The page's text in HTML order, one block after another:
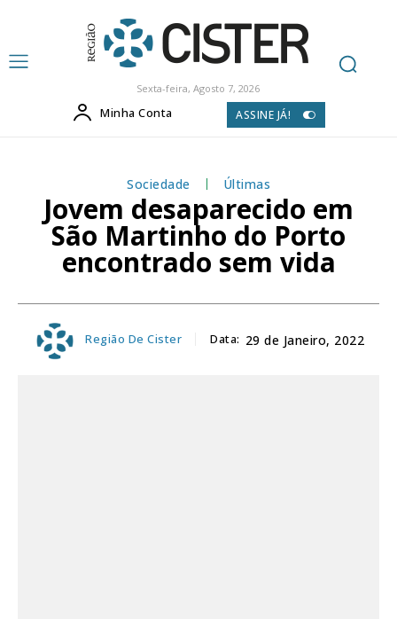
Sexta-feira, Agosto 7, 2026
Minha Conta ASSINE JÁ!
Sociedade Últimas
Jovem desaparecido em
São Martinho do Porto
encontrado sem vida
Região De Cister Data: 29 de Janeiro, 2022